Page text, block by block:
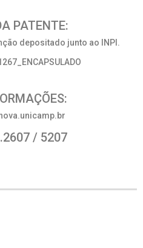
PATENTE:
depositado junto ao INPI.
/ 5207